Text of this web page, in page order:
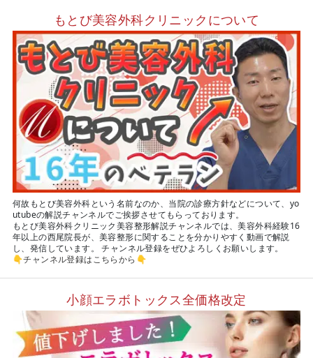
もとび美容外科クリニックについて
何故もとび美容外科という名前なのか、当院の診療方針などについて、yo
utubeの解説チャンネルでご挨拶させてもらっております。
もとび美容外科クリニック美容整形解説チャンネルでは、美容外科経験16
年以上の西尾院長が、美容整形に関することを分かりやすく動画で解説
し、発信しています。 チャンネル登録をぜひよろしくお願いします。
👇チャンネル登録はこちらから 👇
小顔エラボトックス全価格改定